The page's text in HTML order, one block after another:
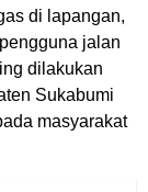
di lapangan,
jalan
dilakukan
Sukabumi
masyarakat